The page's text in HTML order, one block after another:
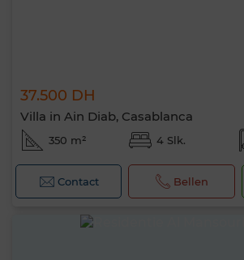
37.500 DH
Villa in Ain Diab, Casablanca
350 m² 4 Slk.
Contact Bellen